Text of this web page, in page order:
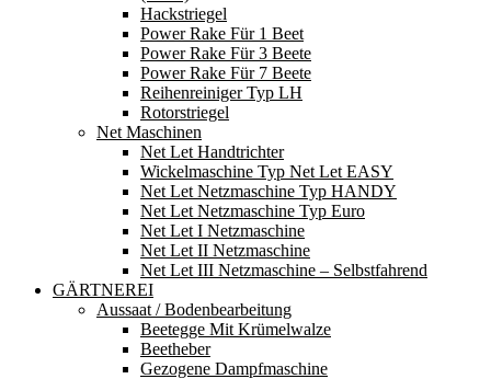
Hackstriegel
Power Rake Für 1 Beet
Power Rake Für 3 Beete
Power Rake Für 7 Beete
Reihenreiniger Typ LH
Rotorstriegel
Net Maschinen
Net Let Handtrichter
Wickelmaschine Typ Net Let EASY
Net Let Netzmaschine Typ HANDY
Net Let Netzmaschine Typ Euro
Net Let I Netzmaschine
Net Let II Netzmaschine
Net Let III Netzmaschine – Selbstfahrend
GÄRTNEREI
Aussaat / Bodenbearbeitung
Beetegge Mit Krümelwalze
Beetheber
Gezogene Dampfmaschine